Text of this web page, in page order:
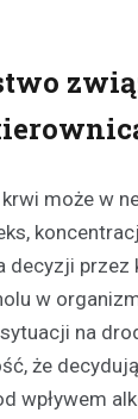
może w
przez
w
na
że
wpływem